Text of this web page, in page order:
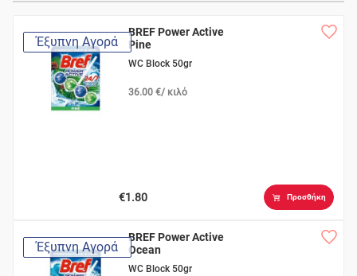
Έξυπνη Αγορά
BREF Power Active
Pine
WC Block 50gr
36.00 €/ κιλό
€1.80 Προσθήκη
Έξυπνη Αγορά
BREF Power Active
Ocean
WC Block 50gr